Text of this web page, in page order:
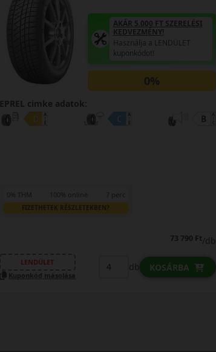
AKÁR 5.000 FT SZERELÉSI
KEDVEZMÉNY!
Használja a LENDÜLET
kuponkódot!
0%
EPREL cimke adatok:
0% THM 100% online 7 perc
FIZETHETEK RÉSZLETEKBEN?
73 790 Ft/db
LENDÜLET
Kuponkód másolása
db KOSÁRBA